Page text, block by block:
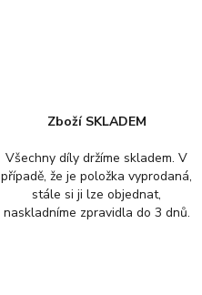
Zboží SKLADEM
Všechny díly držíme skladem. V
případě, že je položka vyprodaná,
stále si ji lze objednat,
naskladníme zpravidla do 3 dnů.